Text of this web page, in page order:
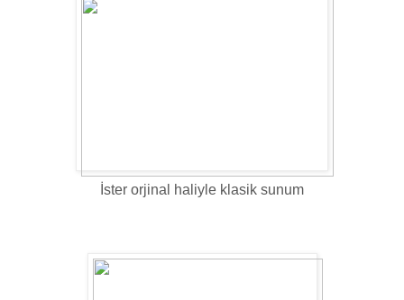
İster orjinal haliyle klasik sunum